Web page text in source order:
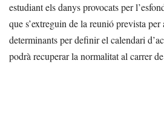
estudiant els danys provocats per
que s’extreguin de la reunió prevista
determinants per definir el calendari
podrà recuperar la normalitat al carrer